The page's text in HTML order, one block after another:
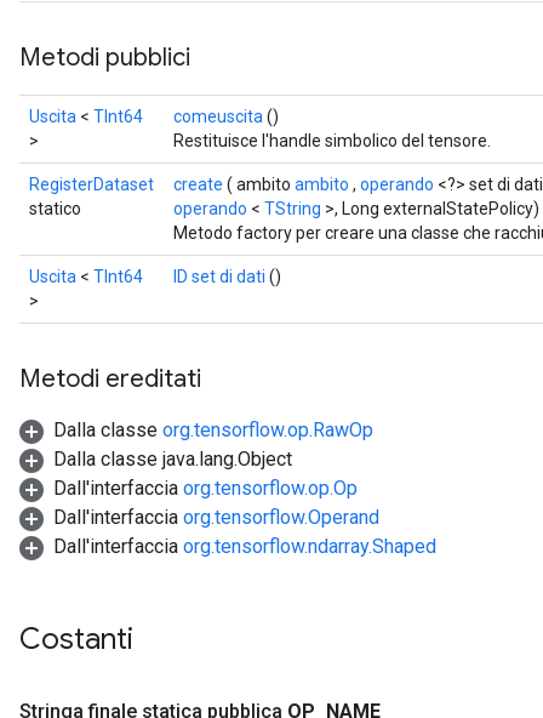
Metodi pubblici
Uscita < TInt64
>
comeuscita ()
Restituisce l'handle simbolico del tensore.
RegisterDataset
statico
create ( ambito ambito , operando <?> set di
operando < TString >, Long externalStatePolicy)
Metodo factory per creare una classe che
Uscita < TInt64
>
ID set di dati ()
Metodi ereditati
Dalla classe org.tensorflow.op.RawOp
Dalla classe java.lang.Object
Dall'interfaccia org.tensorflow.op.Op
Dall'interfaccia org.tensorflow.Operand
Dall'interfaccia org.tensorflow.ndarray.Shaped
Costanti
Stringa finale statica pubblica OP NAME